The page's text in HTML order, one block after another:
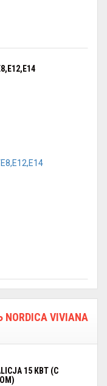
NORDICA VIVIANA
15 КВТ (С